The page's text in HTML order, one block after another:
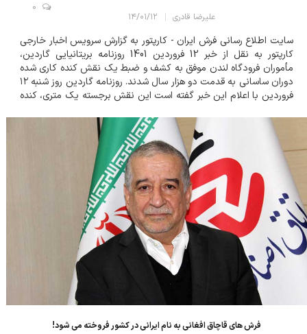
علیرضا قادری ۱۴/۰۱/۱۲
0
سایت اطلاع رسانی فرش ایران - کارپتور به گزارش سرویس اخبار خارجی
کارپتور به نقل از خبر 12 فروردین 1401 روزنامه بریتانیایی گاردین،
مأموران فرودگاه لندن موفق به کشف و ضبط یک نقش کنده کاری شده
دوران ساسانی به قدمت دو هزار سال شدند. روزنامه گاردین روز شنبه ۱۲
فروردین با اعلام این خبر گفته است این نقش برجسته یک متری، کنده
بنابر...
فرش هاي‌ قاچاق افغاني به نام ايراني در کشور فروخته مي شود!